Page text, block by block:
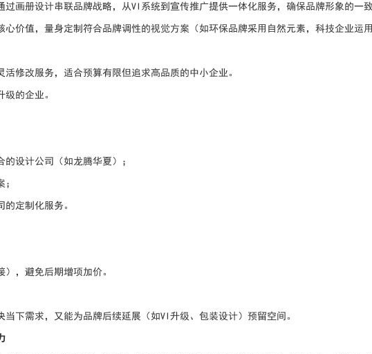
画册设计串联品牌战略，从VI系统到宣传推广提供一体化服务，确保品牌形象的一致
价值，量身定制符合品牌调性的视觉方案（如环保品牌采用自然元素，科技企业运
修改服务，适合预算有限但追求高品质的中小企业。
的企业。
设计公司（如龙腾华夏）；
定制化服务。
，避免后期增项加价。
下需求，又能为品牌后续延展（如VI升级、包装设计）预留空间。